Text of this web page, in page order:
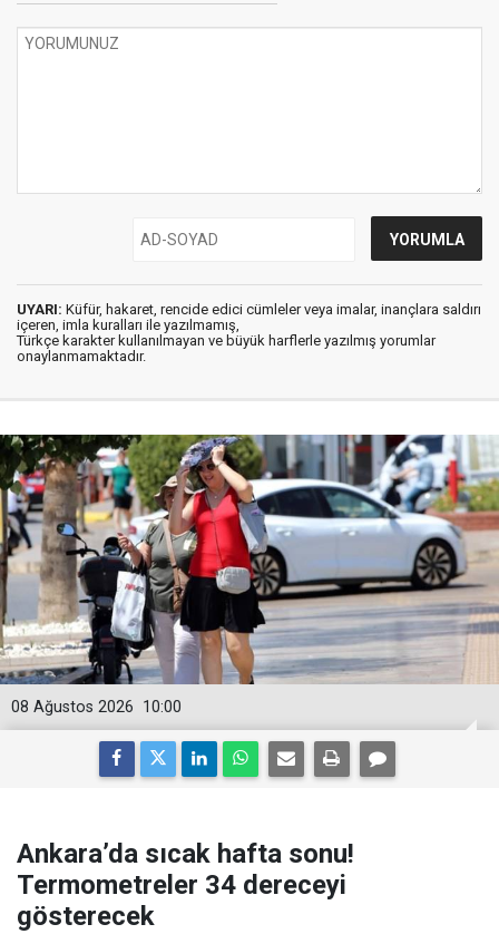
UYARI: Küfür, hakaret, rencide edici cümleler veya imalar, inançlara saldırı
içeren, imla kuralları ile yazılmamış,
Türkçe karakter kullanılmayan ve büyük harflerle yazılmış yorumlar
onaylanmamaktadır.
10:00
08 Ağustos 2026
Ankara’da sıcak hafta sonu!
Termometreler 34 dereceyi
gösterecek